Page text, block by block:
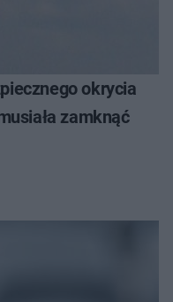
okrycia
zamknąć